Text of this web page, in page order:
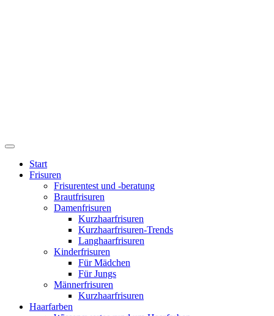
Start
Frisuren
Frisurentest und -beratung
Brautfrisuren
Damenfrisuren
Kurzhaarfrisuren
Kurzhaarfrisuren-Trends
Langhaarfrisuren
Kinderfrisuren
Für Mädchen
Für Jungs
Männerfrisuren
Kurzhaarfrisuren
Haarfarben